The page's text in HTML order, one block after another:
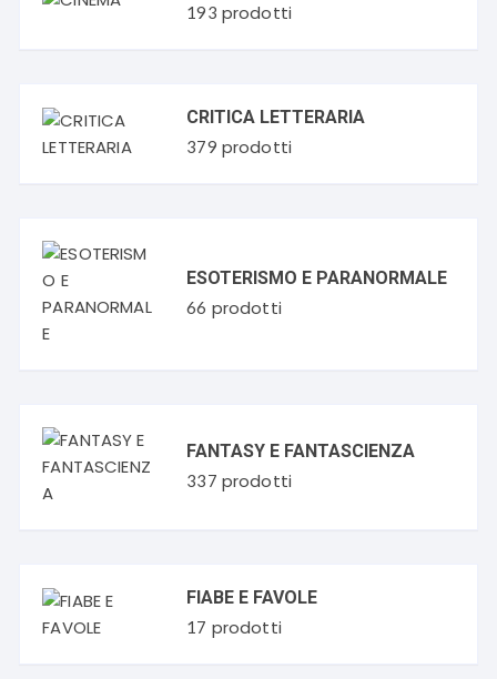
193 prodotti
CRITICA LETTERARIA
379 prodotti
ESOTERISMO E PARANORMALE
66 prodotti
FANTASY E FANTASCIENZA
337 prodotti
FIABE E FAVOLE
17 prodotti